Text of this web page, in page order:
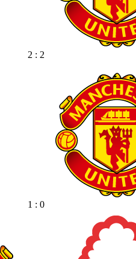
2 : 2
1 : 0